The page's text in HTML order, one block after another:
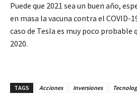
Puede que 2021 sea un buen año,
en masa la vacuna contra el COVID-
caso de Tesla es muy poco probable
2020.
TAGS Acciones Inversiones